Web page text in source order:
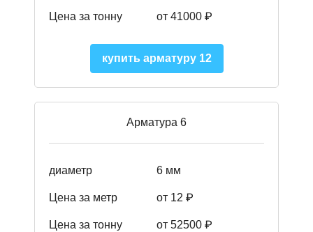
Цена за тонну от 41000 ₽
купить арматуру 12
Арматура 6
диаметр 6 мм
Цена за метр от 12 ₽
Цена за тонну от 52500 ₽